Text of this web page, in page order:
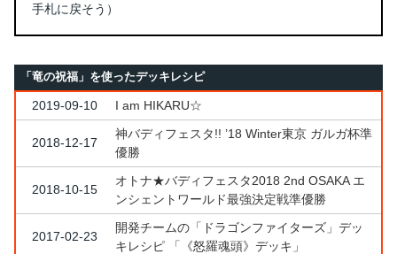
手札に戻そう）
「竜の祝福」を使ったデッキレシピ
2019-09-10 I am HIKARU☆
2018-12-17
神バディフェスタ!! ’18 Winter東京 ガルガ杯準
優勝
2018-10-15
オトナ★バディフェスタ2018 2nd OSAKA エ
ンシェントワールド最強決定戦準優勝
2017-02-23
開発チームの「ドラゴンファイターズ」デッ
キレシピ 「《怒羅魂頭》デッキ」